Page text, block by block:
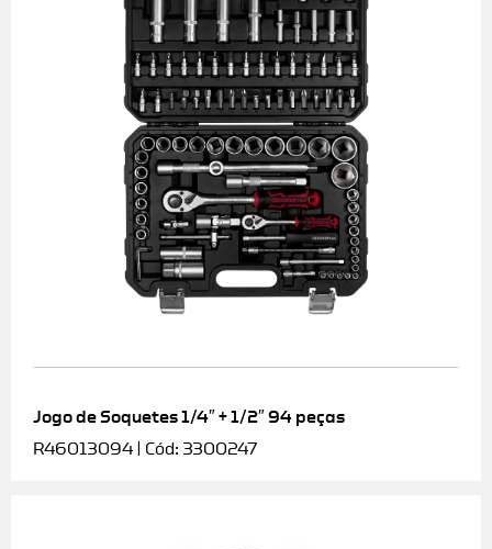
Jogo de Soquetes 1/4″ + 1/2″ 94 peças
R46013094 | Cód: 3300247